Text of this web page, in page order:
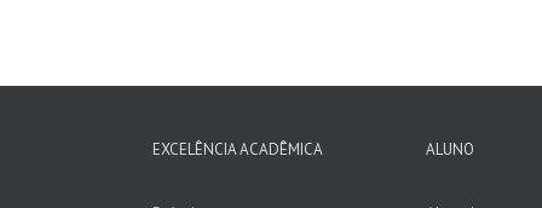
EXCELÊNCIA ACADÊMICA ALUNO